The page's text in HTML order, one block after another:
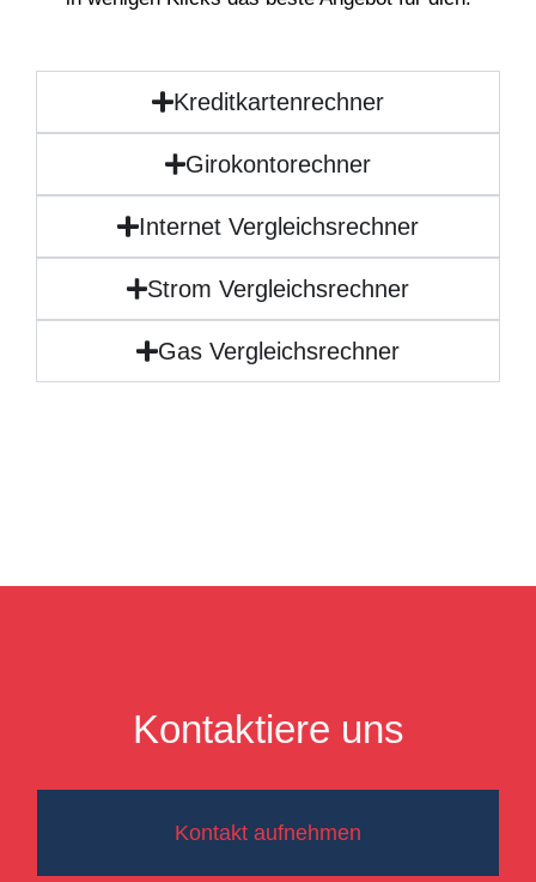
Kreditkartenrechner
Girokontorechner
Internet Vergleichsrechner
Strom Vergleichsrechner
Gas Vergleichsrechner
Kontaktiere uns
Kontakt aufnehmen